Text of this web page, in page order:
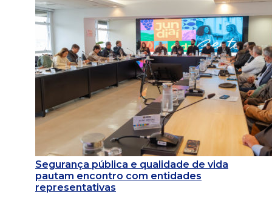
Segurança pública e qualidade de vida
pautam encontro com entidades
representativas